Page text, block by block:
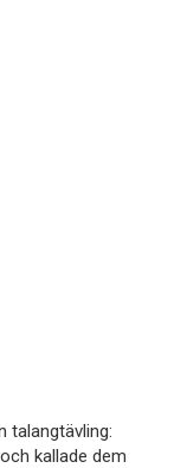
talangtävling:
kallade dem